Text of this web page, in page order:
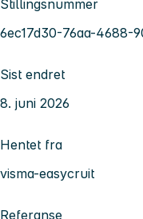
Stillingsnummer
6ec17d30-76aa-4688-
Sist endret
8. juni 2026
Hentet fra
visma-easycruit
Referanse